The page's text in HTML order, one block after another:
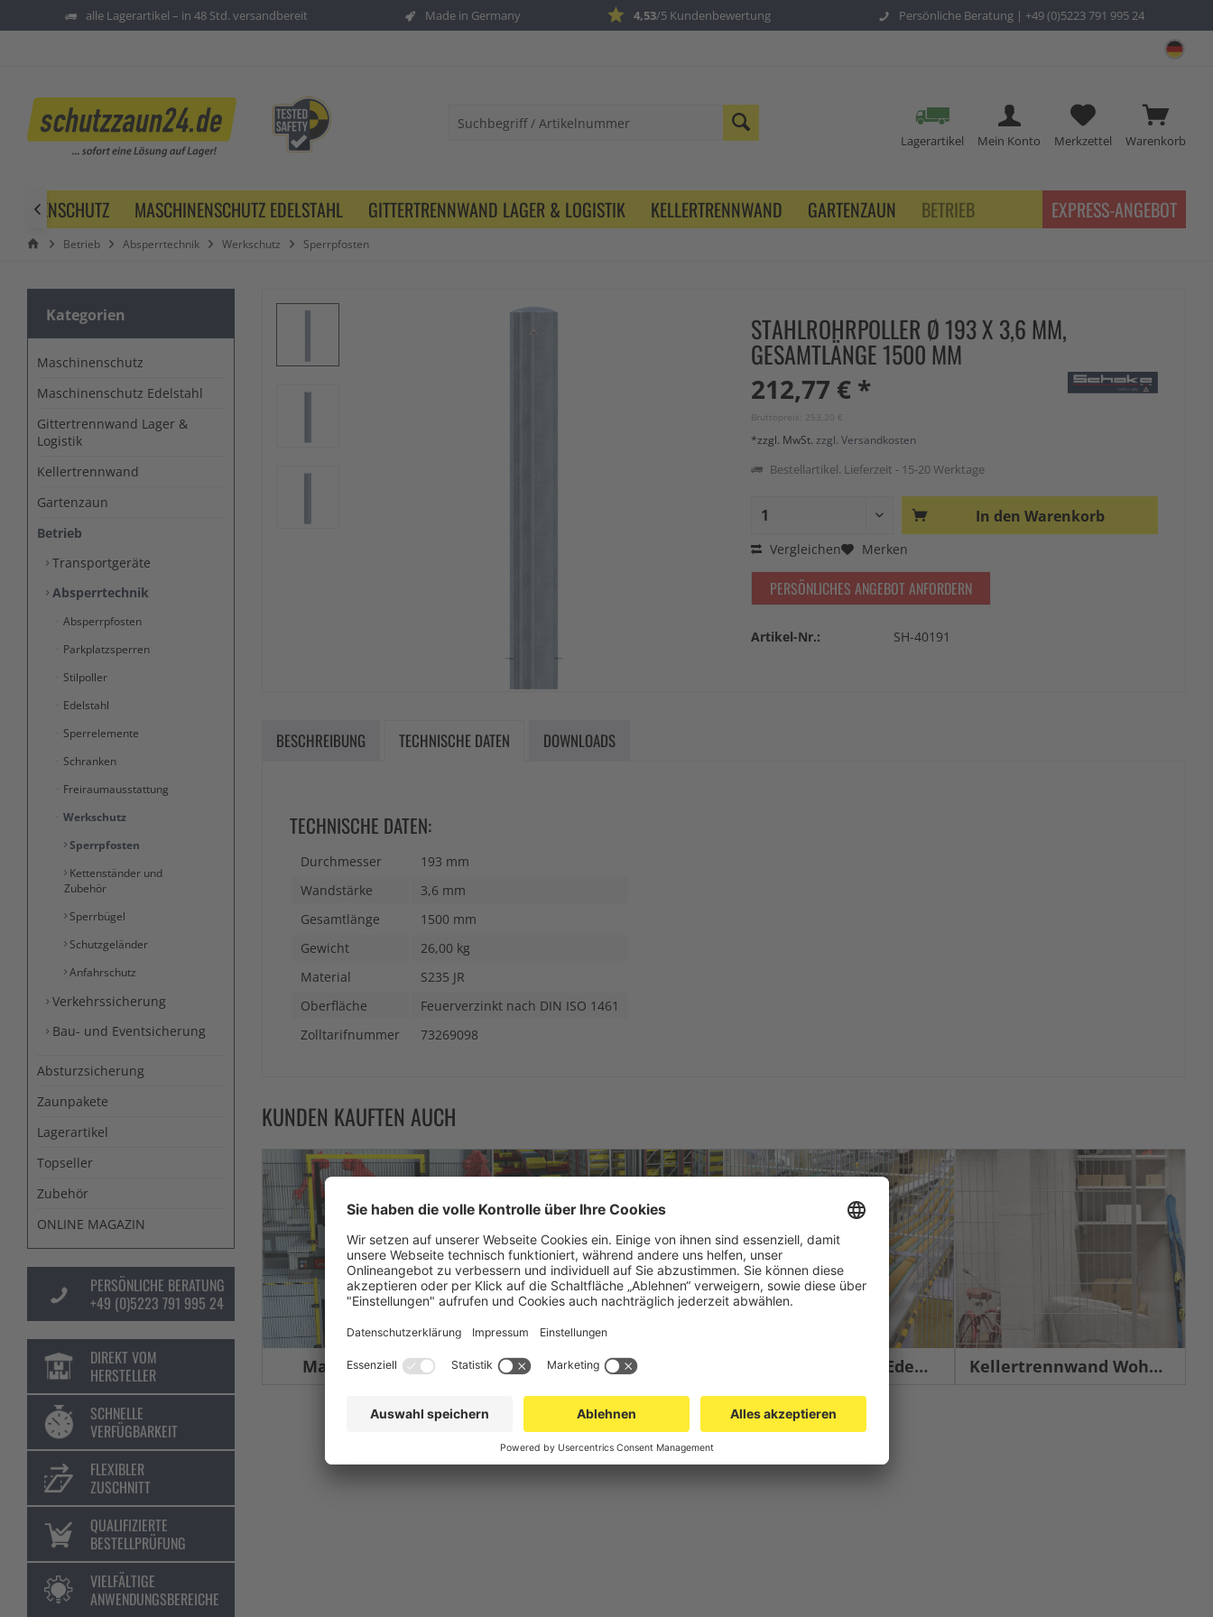
alle Lagerartikel – in 48 Std. versandbereit Made in Germany 4,53/5 Kundenbewertung Persönliche Beratung | +49 (0)5223 791 995 24
Warenkorb
Merkzettel
Mein Konto
Lagerartikel
MASCHINENSCHUTZ EDELSTAHL GITTERTRENNWAND LAGER & LOGISTIK KELLERTRENNWAND GARTENZAUN BETRIEB
 EXPRESS-ANGEBOT
Betrieb Absperrtechnik Werkschutz Sperrpfosten
Kategorien
Maschinenschutz
Maschinenschutz Edelstahl
Gittertrennwand Lager &
Logistik
Kellertrennwand
Gartenzaun
Betrieb
Transportgeräte
Absperrtechnik
Absperrpfosten
Parkplatzsperren
Stilpoller
Edelstahl
Sperrelemente
Schranken
Freiraumausstattung
Werkschutz
Sperrpfosten
Kettenständer und
Zubehör
Sperrbügel
Schutzgeländer
Anfahrschutz
Verkehrssicherung
Bau- und Eventsicherung
Absturzsicherung
Zaunpakete
Lagerartikel
Topseller
Zubehör
ONLINE MAGAZIN
PERSÖNLICHE BERATUNG
+49 (0)5223 791 995 24
DIREKT VOM
HERSTELLER
SCHNELLE
VERFÜGBARKEIT
FLEXIBLER
ZUSCHNITT
QUALIFIZIERTE
BESTELLPRÜFUNG
VIELFÄLTIGE
ANWENDUNGSBEREICHE
STAHLROHRPOLLER Ø 193 X 3,6 MM,
GESAMTLÄNGE 1500 MM
212,77 € *
Bruttopreis: 253,20 €
*zzgl. MwSt. zzgl. Versandkosten
Bestellartikel. Lieferzeit - 15-20 Werktage
In den Warenkorb
Vergleichen Merken
PERSÖNLICHES ANGEBOT ANFORDERN
Artikel-Nr.: SH-40191
BESCHREIBUNG TECHNISCHE DATEN DOWNLOADS
TECHNISCHE DATEN:
Durchmesser
193 mm
Wandstärke
3,6 mm
Gesamtlänge
1500 mm
Gewicht
26,00 kg
Material
S235 JR
Oberfläche
Feuerverzinkt nach DIN ISO 1461
Zolltarifnummer
73269098
KUNDEN KAUFTEN AUCH
Maschinenschutz Gittertrennwand Lager & Logistik Maschinenschutz Edelstahl Kellertrennwand Wohnbau